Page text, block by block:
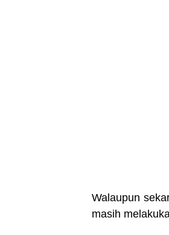
Walaupun
masih